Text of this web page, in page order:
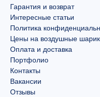
Гарантия и возврат
Интересные статьи
Политика
Цены на воздушные
Оплата и доставка
Портфолио
Контакты
Вакансии
Отзывы